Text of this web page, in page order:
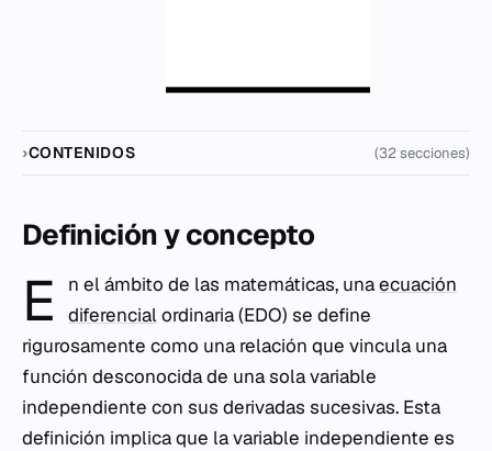
CONTENIDOS (32 secciones)
Definición y concepto
E n el ámbito de las matemáticas, unaecuación
diferencialordinaria (EDO) se define
rigurosamente como una relación que vincula una
función desconocida de una sola variable
independiente con sus derivadas sucesivas. Esta
definición implica que la variable independiente es